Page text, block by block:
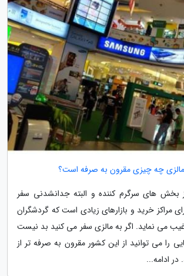
مالزی چه چیزی مقرون به صرفه است؟
بخش های سرگرم کننده و البته جدانشدنی سفر
مراکز خرید و بازارهای زیادی است که گردشگران
می نماید. اگر به مالزی سفر می کنید بد نیست
را می توانید از این کشور مقرون به صرفه تر از
ادامه...